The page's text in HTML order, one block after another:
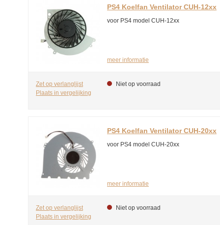
PS4 Koelfan Ventilator CUH-12xx
voor PS4 model CUH-12xx
meer informatie
Zet op verlanglijst
Plaats in vergelijking
Niet op voorraad
PS4 Koelfan Ventilator CUH-20xx
voor PS4 model CUH-20xx
meer informatie
Zet op verlanglijst
Plaats in vergelijking
Niet op voorraad